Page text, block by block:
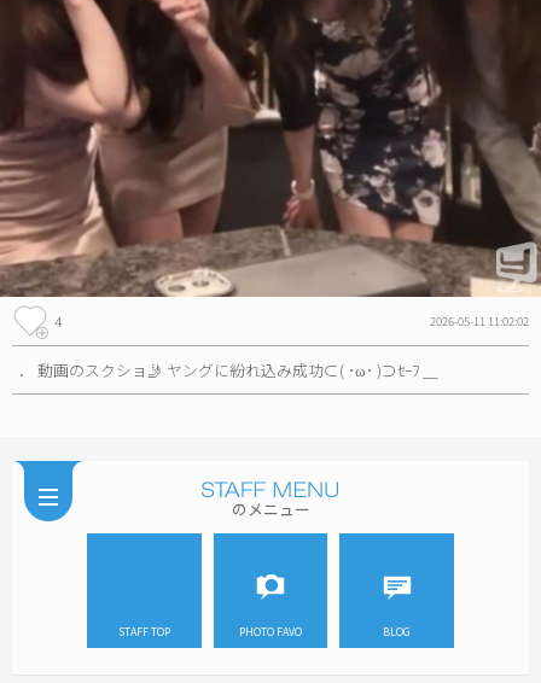
4 2026-05-11 11:02:02
． 動画のスクショ🤳 ヤングに紛れ込み成功⊂( ･ω･ )⊃ｾｰﾌ ＿
のメニュー
STAFF TOP PHOTO FAVO BLOG